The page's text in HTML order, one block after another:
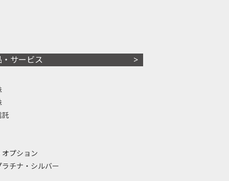
・サービス
託
プション
ラチナ・シルバー